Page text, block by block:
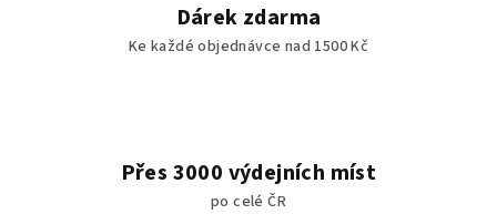
Dárek zdarma
Ke každé objednávce nad 1500 Kč
Přes 3000 výdejních míst
po celé ČR